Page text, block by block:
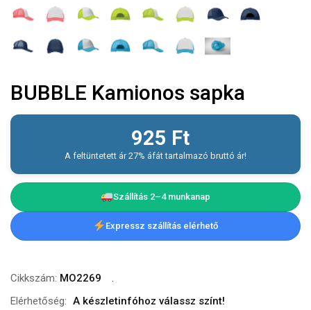
BUBBLE Kamionos sapka
925 Ft
A feltüntetett ár 27% áfát tartalmazó bruttó ár!
Szállítás 2–4 munkanap
Expressz szállítás elérhető
Cikkszám: MO2269
Elérhetőség: A készletinfóhoz válassz színt!